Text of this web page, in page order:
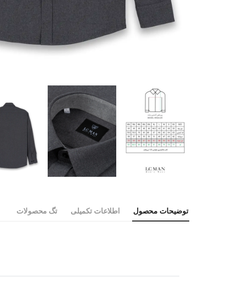
توضیحات محصول اطلاعات تکمیلی تگ محصولات